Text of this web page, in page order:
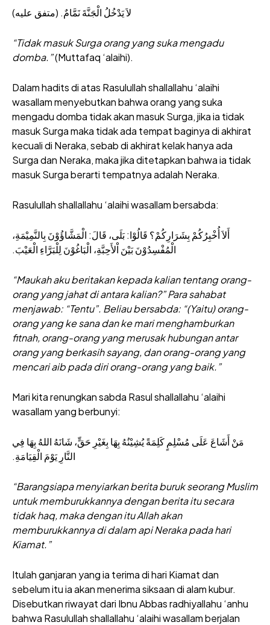
لاَ يَدْخُلُ الْجَنَّةَ نَمَّامٌ. (متفق عليه)
“Tidak masuk Surga orang yang suka mengadu
domba.”(Muttafaq ‘alaihi).
Dalam hadits di atas Rasulullah shallallahu ‘alaihi
wasallam menyebutkan bahwa orang yang suka
mengadu domba tidak akan masuk Surga, jika ia tidak
masuk Surga maka tidak ada tempat baginya di akhirat
kecuali di Neraka, sebab di akhirat kelak hanya ada
Surga dan Neraka, maka jika ditetapkan bahwa ia tidak
masuk Surga berarti tempatnya adalah Neraka.
Rasulullah shallallahu ‘alaihi wasallam bersabda:
أَلاَ أُخْبِرُكُمْ بِشَرَارِكُمْ؟ قَالُوْا: بَلَى، قَالَ: الْمَشَّاؤُوْنَ بِالنَّمِيْمَةِ،
الْمُفْسِدُوْنَ بَيْنَ اْلأَحِبَّةِ، الْبَاغُوْنَ لِلْبَرَّاءِ الْعَيْبَ.
“Maukah aku beritakan kepada kalian tentang orang-
orang yang jahat di antara kalian?” Para sahabat
menjawab: “Tentu”. Beliau bersabda: “(Yaitu) orang-
orang yang ke sana dan ke mari menghamburkan
fitnah, orang-orang yang merusak hubungan antar
orang yang berkasih sayang, dan orang-orang yang
mencari aib pada diri orang-orang yang baik.”
Mari kita renungkan sabda Rasul shallallahu ‘alaihi
wasallam yang berbunyi:
مَنْ أَشَاعَ عَلَى مُسْلِمٍ كَلِمَةً يُشِيْنُهُ بِهَا بِغَيْرِ حَقٍّ، شَانَهُ اللهُ بِهَا فِي
النَّارِ يَوْمَ الْقِيَامَةِ.
“Barangsiapa menyiarkan berita buruk seorang Muslim
untuk memburukkannya dengan berita itu secara
tidak haq, maka dengan itu Allah akan
memburukkannya di dalam api Neraka pada hari
Kiamat.”
Itulah ganjaran yang ia terima di hari Kiamat dan
sebelum itu ia akan menerima siksaan di alam kubur.
Disebutkan riwayat dari Ibnu Abbas radhiyallahu ‘anhu
bahwa Rasulullah shallallahu ‘alaihi wasallam berjalan